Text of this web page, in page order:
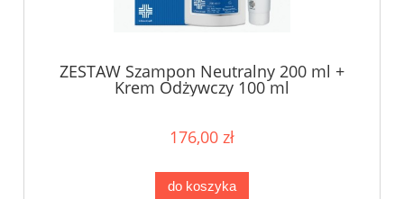
ZESTAW Szampon Neutralny 200 ml +
Krem Odżywczy 100 ml
176,00 zł
do koszyka